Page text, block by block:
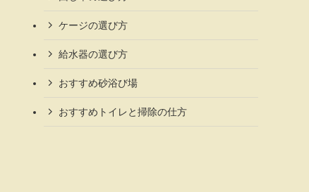
ケージの選び方
給水器の選び方
おすすめ砂浴び場
おすすめトイレと掃除の仕方